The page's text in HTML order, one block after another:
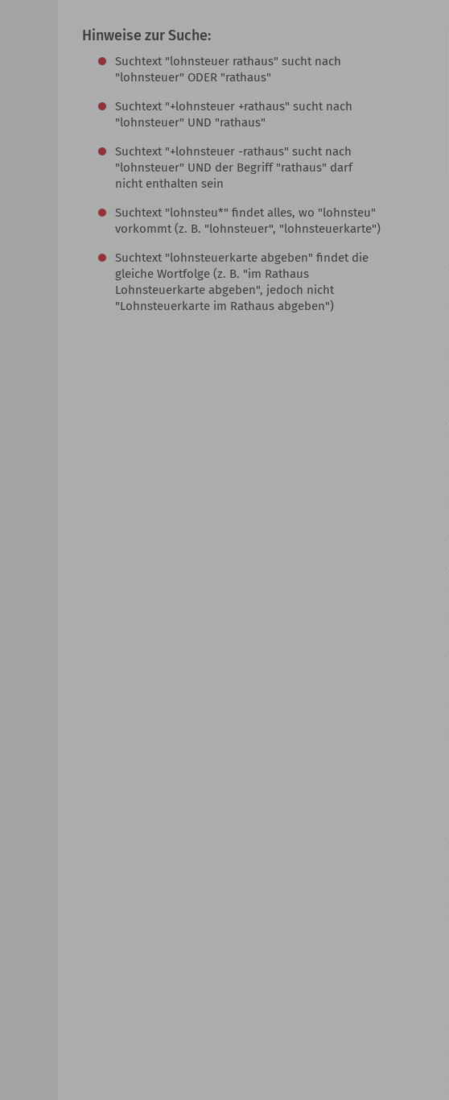
Hinweise zur Suche:
Suchtext "lohnsteuer rathaus" sucht nach
"lohnsteuer" ODER "rathaus"
Suchtext "+lohnsteuer +rathaus" sucht nach
"lohnsteuer" UND "rathaus"
Suchtext "+lohnsteuer -rathaus" sucht nach
"lohnsteuer" UND der Begriff "rathaus" darf
nicht enthalten sein
Suchtext "lohnsteu*" findet alles, wo "lohnsteu"
vorkommt (z. B. "lohnsteuer", "lohnsteuerkarte")
Suchtext "lohnsteuerkarte abgeben" findet die
gleiche Wortfolge (z. B. "im Rathaus
Lohnsteuerkarte abgeben", jedoch nicht
"Lohnsteuerkarte im Rathaus abgeben")